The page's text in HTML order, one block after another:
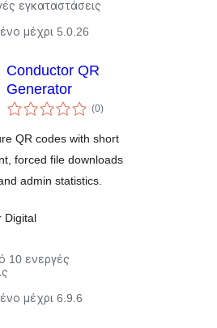
εγκαταστάσεις
μέχρι 5.0.26
Conductor QR
Generator
(0αξιολογήσεις
σύνολο
)
QR codes with short
forced file downloads
admin statistics.
Digital
10 ενεργές
μέχρι 6.9.6